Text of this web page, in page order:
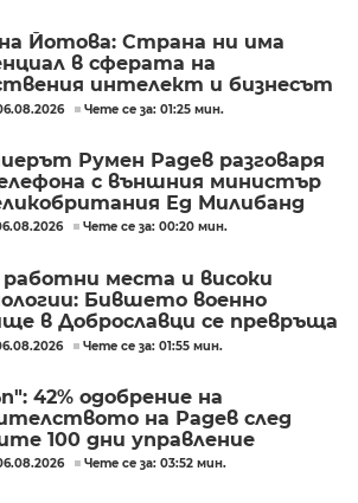
Йотова: Страна ни има
в сферата на
интелект и бизнесът
тези перспективи
Чете се за: 01:25 мин.
Румен Радев разговаря
с външния министър
Ед Милибанд
Чете се за: 00:20 мин.
работни места и високи
Бившето военно
в Доброславци се превръща
космически център
Чете се за: 01:55 мин.
42% одобрение на
на Радев след
100 дни управление
Чете се за: 03:52 мин.